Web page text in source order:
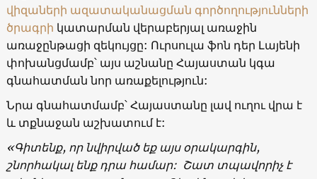
վիզաների ազատականացման գործողությունների
ծրագրի կատարման վերաբերյալ առաջին
առաջընթացի զեկույցը: Ուրսուլա ֆոն դեր Լայենի
փոխանցմամբ՝ այս աշնանը Հայաստան կգա
գնահատման նոր առաքելություն:
Նրա գնահատմամբ՝ Հայաստանը լավ ուղու վրա է
և տքնաջան աշխատում է:
«Գիտենք, որ նվիրված եք այս օրակարգին,
շնորհակալ ենք դրա համար: Շատ տպավորիչ է